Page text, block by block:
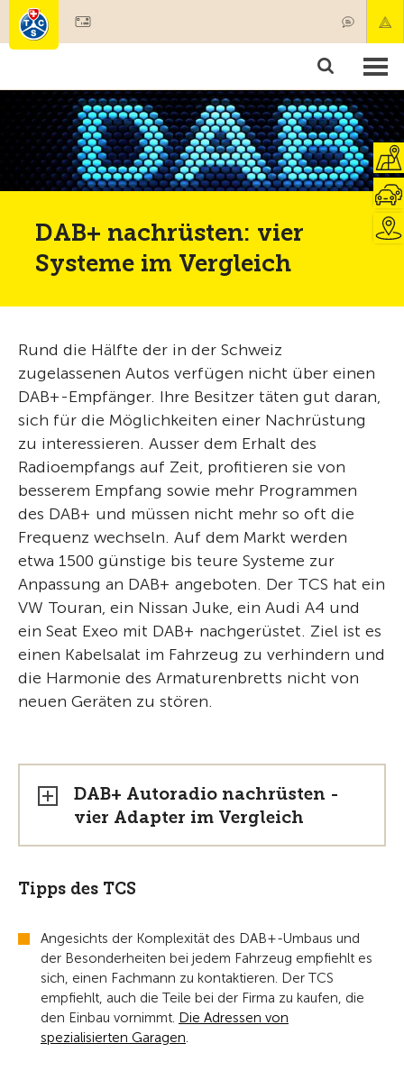
Mitgliedschaft & Leistungen
Test, Sicherheit & Gesundheit
DAB+ nachrüsten: vier
Systeme im Vergleich
Rund die Hälfte der in der Schweiz
zugelassenen Autos verfügen nicht über einen
DAB+-Empfänger. Ihre Besitzer täten gut daran,
sich für die Möglichkeiten einer Nachrüstung
zu interessieren. Ausser dem Erhalt des
Radioempfangs auf Zeit, profitieren sie von
besserem Empfang sowie mehr Programmen
des DAB+ und müssen nicht mehr so oft die
Frequenz wechseln. Auf dem Markt werden
etwa 1500 günstige bis teure Systeme zur
Anpassung an DAB+ angeboten. Der TCS hat ein
VW Touran, ein Nissan Juke, ein Audi A4 und
ein Seat Exeo mit DAB+ nachgerüstet. Ziel ist es
einen Kabelsalat im Fahrzeug zu verhindern und
die Harmonie des Armaturenbretts nicht von
neuen Geräten zu stören.
DAB+ Autoradio nachrüsten -
vier Adapter im Vergleich
Tipps des TCS
Angesichts der Komplexität des DAB+-Umbaus und
der Besonderheiten bei jedem Fahrzeug empfiehlt es
sich, einen Fachmann zu kontaktieren. Der TCS
empfiehlt, auch die Teile bei der Firma zu kaufen, die
den Einbau vornimmt. Die Adressen von
spezialisierten Garagen.